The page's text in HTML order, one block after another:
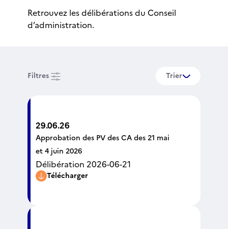
Retrouvez les délibérations du Conseil
d’administration.
Filtres Trier
29.06.26
Approbation des PV des CA des 21 mai
et 4 juin 2026
Délibération 2026-06-21
Télécharger